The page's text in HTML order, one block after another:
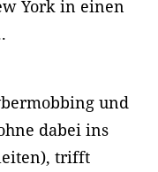
York in einen
und
dabei ins
trifft